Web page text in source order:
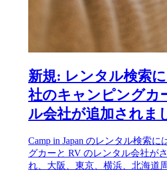
新規: レンタル検索
社のキャンピングカ
ル会社が追加されま
Camp in Japan のレンタル検索に
グカーと RV のレンタル会社が
れ、大阪、東京、横浜、北海道